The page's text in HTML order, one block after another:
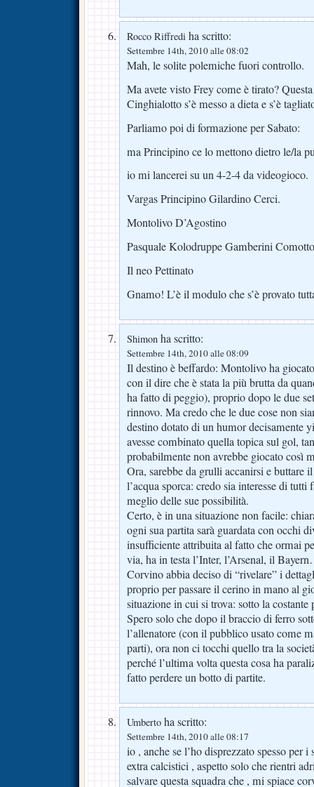
Rocco Riffredi ha scritto:
Settembre 14th, 2010 alle 08:02
Mah, le solite polemiche fuori controllo.
Ma avete visto Frey come è tirato?
Cinghialotto s’è messo a dieta e s’è
Parliamo poi di formazione per Sabato:
ma Principino ce lo mettono dietro le/la
io mi lancerei su un 4-2-4 da videogioco.
Vargas Principino Gilardino Cerci.
Montolivo D’Agostino
Pasquale Kolodruppe Gamberini
Il neo Pettinato
Gnamo! L’è il modulo che s’è provato
Shimon ha scritto:
Settembre 14th, 2010 alle 08:09
Il destino è beffardo: Montolivo ha
con il dire che è stata la più brutta da
ha fatto di peggio), proprio dopo le due
rinnovo. Ma credo che le due cose non
destino dotato di un humor decisamente
avesse combinato quella topica sul gol,
probabilmente non avrebbe giocato così
Ora, sarebbe da grulli accanirsi e buttare
l’acqua sporca: credo sia interesse di
meglio delle sue possibilità.
Certo, è in una situazione non facile:
ogni sua partita sarà guardata con occhi
insufficiente attribuita al fatto che ormai
via, ha in testa l’Inter, l’Arsenal, il
Corvino abbia deciso di “rivelare” i
proprio per passare il cerino in mano al
situazione in cui si trova: sotto la
Spero solo che dopo il braccio di ferro
l’allenatore (con il pubblico usato come
parti), ora non ci tocchi quello tra la
perché l’ultima volta questa cosa ha
fatto perdere un botto di partite.
Umberto ha scritto:
Settembre 14th, 2010 alle 08:17
io , anche se l’ho disprezzato spesso per
extra calcistici , aspetto solo che rientri
salvare questa squadra che , mi spiace